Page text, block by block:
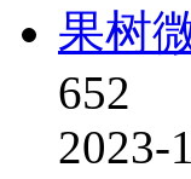
果树
652
2023-